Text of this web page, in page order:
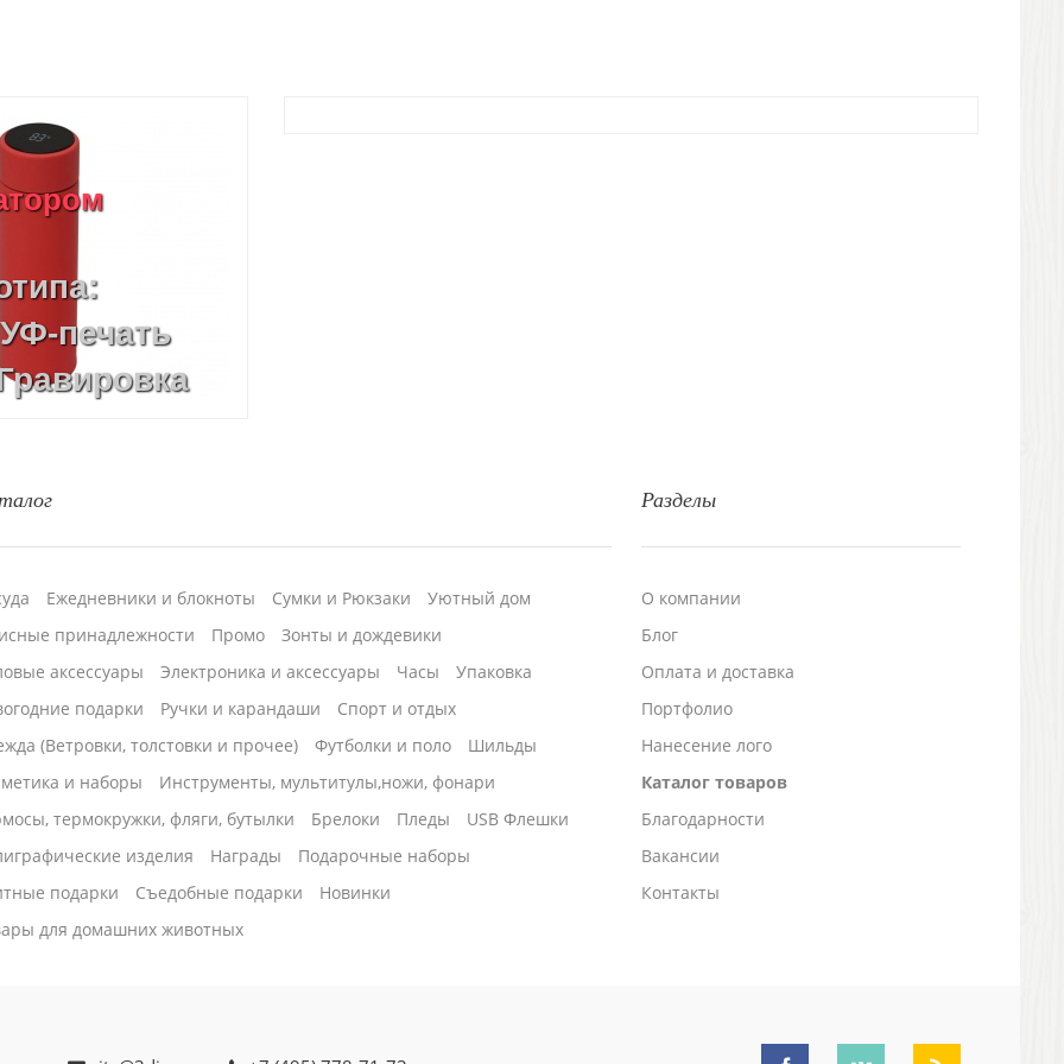
печать
Разделы
О компании
Блог
Оплата и доставка
Портфолио
Нанесение лого
Каталог товаров
Благодарности
Вакансии
Контакты
Ежедневники и блокноты Сумки и Рюкзаки
Уютный дом
принадлежности
Промо
Зонты и дождевики
аксессуары
Электроника и аксессуары Часы
Упаковка
подарки
Ручки и карандаши
Спорт и отдых
(Ветровки, толстовки и прочее)
Футболки и поло
Шильды
и наборы
Инструменты, мультитулы,ножи, фонари
термокружки, фляги, бутылки
Брелоки Пледы
USB Флешки
изделия
Награды
Подарочные наборы
подарки
Cъедобные подарки
Новинки
для домашних животных